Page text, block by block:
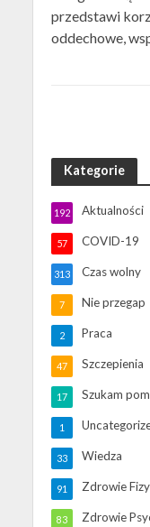
przedstawi
oddechowe,
Kategorie
Aktualności
192
COVID-19
57
Czas wolny
313
Nie przegap
7
Praca
2
Szczepienia
47
Szukam
17
1
Wiedza
33
Zdrowie
91
Zdrowie
83